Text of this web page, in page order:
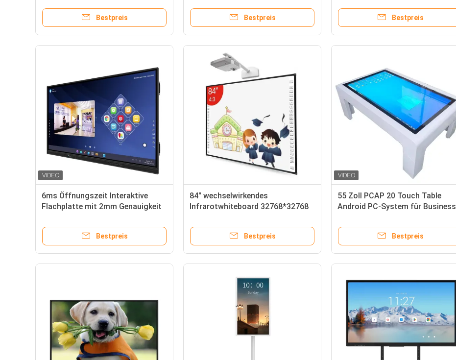
Bestpreis
Mikrofon
Bestpreis
Innenwerbung Smart Display
Bestpreis
6ms Öffnungszeit Interaktive
Flachplatte mit 2mm Genauigkeit
Bestpreis
84" wechselwirkendes
Infrarotwhiteboard 32768*32768
Bestpreis
55 Zoll PCAP 20 Touch Table
Android PC-System für Business
Bestpreis